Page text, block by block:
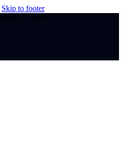
Skip to footer